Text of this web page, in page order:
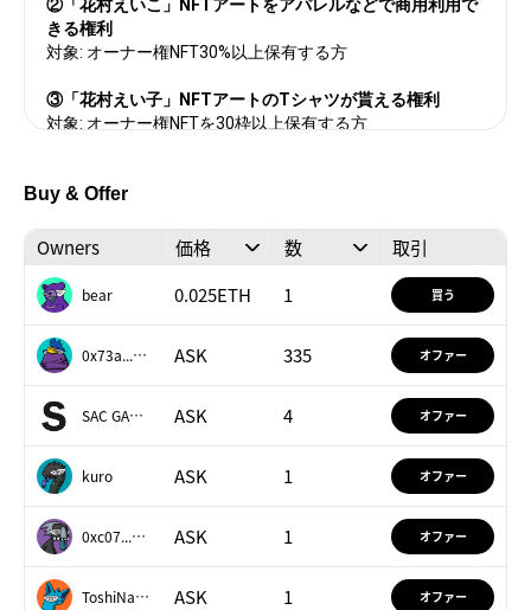
②「花村えいこ」NFTアートをアパレルなどで商用利用で
きる権利
対象: オーナー権NFT30%以上保有する方
③「花村えい子」NFTアートのTシャツが貰える権利
対象: オーナー権NFTを30枠以上保有する方
対象: オーナー権NFTを225枠以上保有する方
※STRAYMオーナー権の累計購入金額に応じたステータス
によってVIPプログラムに参加する権利
対象: STRAYMユーザー全員
説明1
1970s
watercolor on paper
38cm×w48cm
ED.1(1点もの)
Provenance
Private Collection
大きな瞳にキラキラの星、カラフルな髪の色、世界の人に
愛されている少女マンガのスタイルをいち早く描き、下ま
つ毛を最初に描いたのが花村だと言われる特徴がよく表現
Buy & Offer
Owners 価格 数 取引
bear 0.025ETH 1 買う
0x73a...7c76 ASK 335 オファー
SAC GALLERY ASK 4 オファー
kuro ASK 1 オファー
0xc07...157b ASK 1 オファー
ToshiNasu ASK 1 オファー